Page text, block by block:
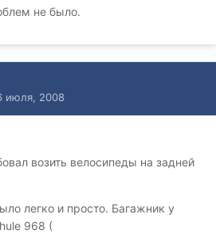
не было.
июля, 2008
возить велосипеды на задней
легко и просто. Багажник у
968 (